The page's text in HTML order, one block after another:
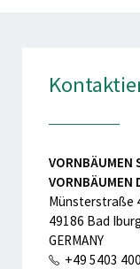
VORNBÄUMEN
Münsterstraße
49186 Bad Iburg
GERMANY
+49 5403